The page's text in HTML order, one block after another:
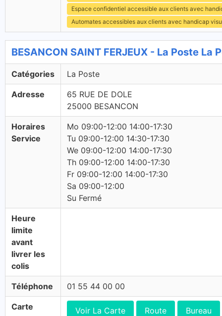
Espace confidentiel accessible aux clients avec
Automates accessibles aux clients avec handicap
BESANCON SAINT FERJEUX - La Poste La
Catégories La Poste
Adresse
65 RUE DE DOLE
25000 BESANCON
Horaires
Service
Mo 09:00-12:00 14:00-17:30
Tu 09:00-12:00 14:30-17:30
We 09:00-12:00 14:00-17:30
Th 09:00-12:00 14:00-17:30
Fr 09:00-12:00 14:00-17:30
Sa 09:00-12:00
Su Fermé
Heure
limite
avant
livrer les
colis
Téléphone 01 55 44 00 00
Carte Voir La Carte Route Bureau